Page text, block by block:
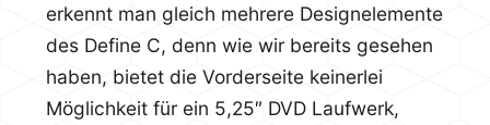
erkennt man gleich mehrere Designelemente
des Define C, denn wie wir bereits gesehen
haben, bietet die Vorderseite keinerlei
Möglichkeit für ein 5,25″ DVD Laufwerk,